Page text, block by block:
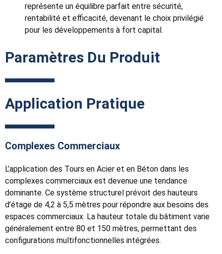
représente un équilibre parfait entre sécurité,
rentabilité et efficacité, devenant le choix privilégié
pour les développements à fort capital.
Paramètres Du Produit
Application Pratique
Complexes Commerciaux
L’application des Tours en Acier et en Béton dans les
complexes commerciaux est devenue une tendance
dominante. Ce système structurel prévoit des hauteurs
d’étage de 4,2 à 5,5 mètres pour répondre aux besoins des
espaces commerciaux. La hauteur totale du bâtiment varie
généralement entre 80 et 150 mètres, permettant des
configurations multifonctionnelles intégrées.